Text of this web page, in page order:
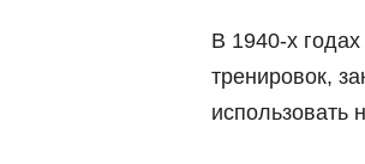
В 1940-х
тренировок,
использовать